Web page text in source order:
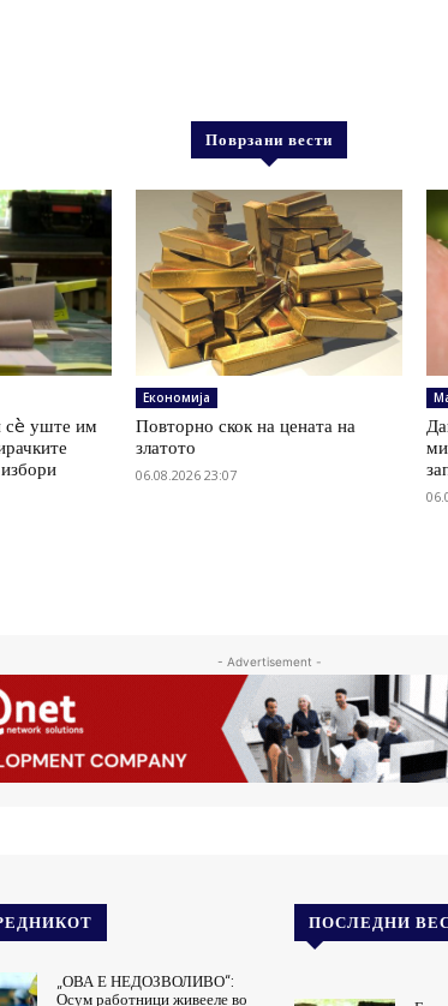
Поврзани вести
сè уште им
Економија
Повторно скок на цената на
златото
06.08.2026 23:07
- Advertisement -
„ОВА Е НЕДОЗВОЛИВО“:
Осум работници живееле во
ПОСЛЕДНИ